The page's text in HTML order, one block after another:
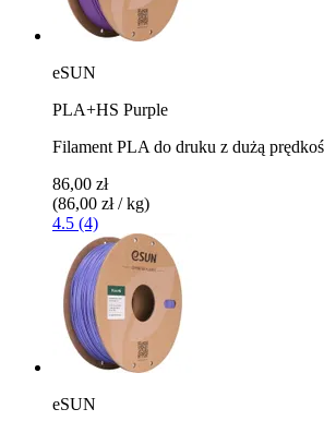
eSUN
PLA+HS Purple
Filament PLA do druku z dużą
86,00 zł
(86,00 zł / kg)
4.5 (4)
eSUN